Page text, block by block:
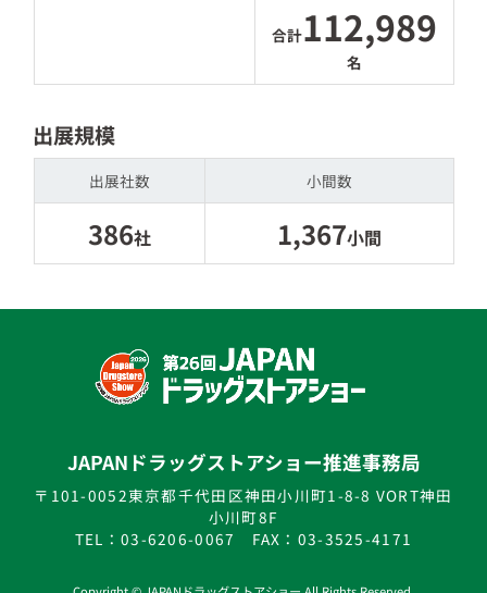
合計112,989
名
出展規模
出展社数 小間数
386社 1,367小間
JAPANドラッグストアショー推進事務局
〒101-0052東京都千代田区神田小川町1-8-8 VORT神田
小川町8F
TEL：03-6206-0067 FAX：03-3525-4171